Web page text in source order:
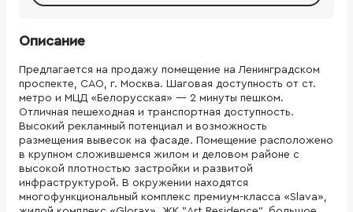
Описание
Предлагается на продажу помещение на Ленинградском
проспекте, САО, г. Москва. Шаговая доступность от ст.
метро и МЦД «Белорусская» — 2 минуты пешком.
Отличная пешеходная и транспортная доступность.
Высокий рекламный потенциал и возможность
размещения вывесок на фасаде. Помещение расположено
в крупном сложившемся жилом и деловом районе с
высокой плотностью застройки и развитой
инфраструктурой. В окружении находятся
многофункциональный комплекс премиум-класса «Slava»,